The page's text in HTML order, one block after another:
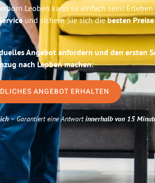
Leoben kann so einfach sein!
und sichern Sie sich diebesten
Angebot anfordern und den ersten
nach Leoben machen:
ANGEBOT ERHALTEN
– Garantiert eine Antwortinnerhalb von 15